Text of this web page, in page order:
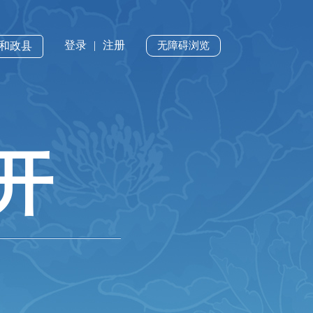
无障碍浏览
登录 | 注册
政县